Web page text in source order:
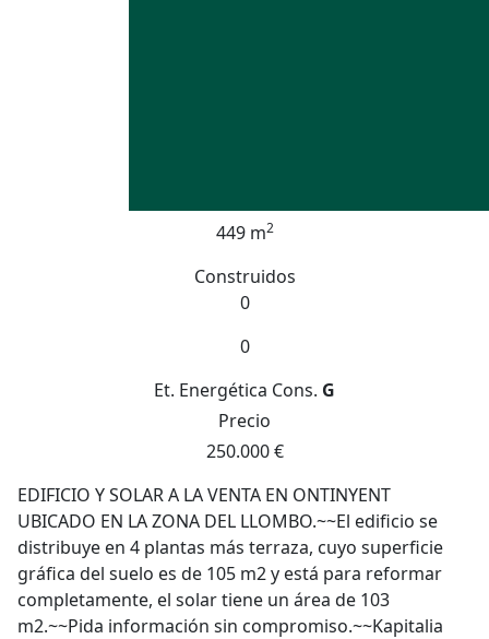
449 m2
Construidos
0
0
Et. Energética Cons. G
Precio
250.000 €
EDIFICIO Y SOLAR A LA VENTA EN ONTINYENT
UBICADO EN LA ZONA DEL LLOMBO.~~El edificio se
distribuye en 4 plantas más terraza, cuyo superficie
gráfica del suelo es de 105 m2 y está para reformar
completamente, el solar tiene un área de 103
m2.~~Pida información sin compromiso.~~Kapitalia